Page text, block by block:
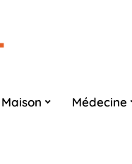
Maison Médecine